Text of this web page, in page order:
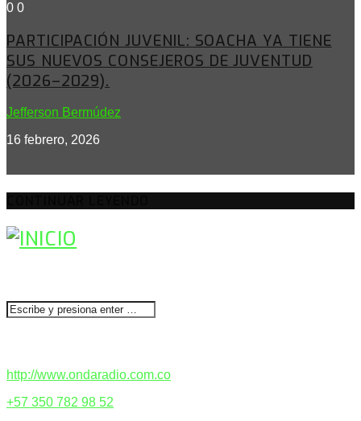
0 0
PARTICIPACIÓN JUVENIL: SOACHA YA TIENE
SUS NUEVOS CONSEJEROS DE JUVENTUD
(2026–2029).
Jefferson Bermúdez
16 febrero, 2026
http://www.ondaradio.com.co
+57 350 782 98 52